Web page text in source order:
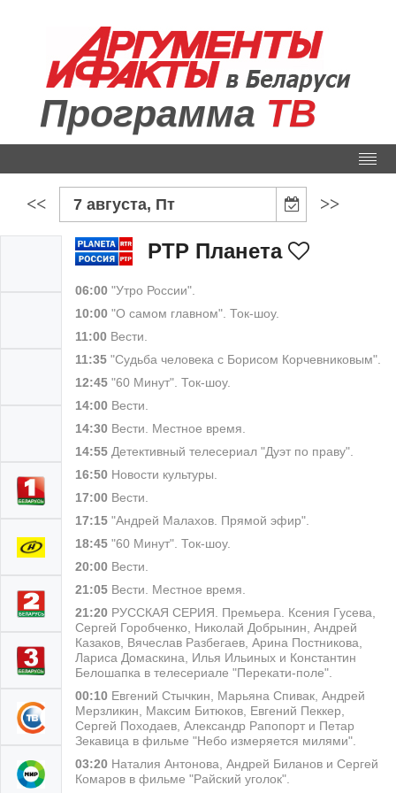
Программа ТВ
<< 7 августа, Пт >>
РТР Планета
06:00 "Утро России".
10:00 "О самом главном". Ток-шоу.
11:00 Вести.
11:35 "Судьба человека с Борисом Корчевниковым".
12:45 "60 Минут". Ток-шоу.
14:00 Вести.
14:30 Вести. Местное время.
14:55 Детективный телесериал "Дуэт по праву".
16:50 Новости культуры.
17:00 Вести.
17:15 "Андрей Малахов. Прямой эфир".
18:45 "60 Минут". Ток-шоу.
20:00 Вести.
21:05 Вести. Местное время.
21:20 РУССКАЯ СЕРИЯ. Премьера. Ксения Гусева,
Сергей Горобченко, Николай Добрынин, Андрей
Казаков, Вячеслав Разбегаев, Арина Постникова,
Лариса Домаскина, Илья Ильиных и Константин
Белошапка в телесериале "Перекати-поле".
00:10 Евгений Стычкин, Марьяна Спивак, Андрей
Мерзликин, Максим Битюков, Евгений Пеккер,
Сергей Походаев, Александр Рапопорт и Петар
Зекавица в фильме "Небо измеряется милями".
03:20 Наталия Антонова, Андрей Биланов и Сергей
Комаров в фильме "Райский уголок".